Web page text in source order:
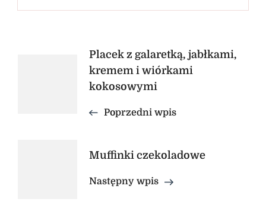
NawigacjaPlacek z galaretką, jabłkami,
kremem i wiórkami
kokosowymi
Poprzedni wpis
Muffinki czekoladowe
Następny wpis